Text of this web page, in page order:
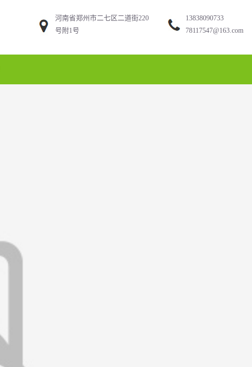
河南省郑州市二七区二道街220
号附1号
13838090733
78117547@163.com